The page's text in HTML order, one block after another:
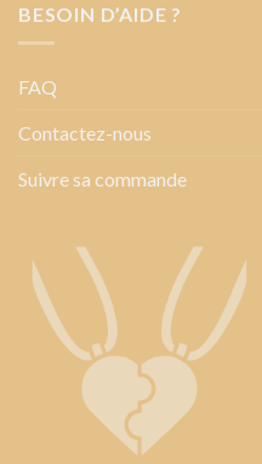
BESOIN D’AIDE ?
FAQ
Contactez-nous
Suivre sa commande